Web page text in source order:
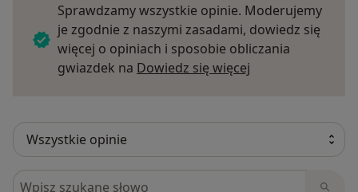
Sprawdzamy wszystkie opinie. Moderujemy
je zgodnie z naszymi zasadami, dowiedz się
więcej o opiniach i sposobie obliczania
gwiazdek na Dowiedz się więcej
Szukaj w opiniach